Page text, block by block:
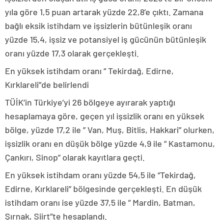
yıla göre 1,5 puan artarak yüzde 22,8’e çıktı. Zamana
bağlı eksik istihdam ve işsizlerin bütünleşik oranı
yüzde 15,4, işsiz ve potansiyel iş gücünün bütünleşik
oranı yüzde 17,3 olarak gerçekleşti.
En yüksek istihdam oranı ” Tekirdağ, Edirne,
Kırklareli”de belirlendi
TÜİK’in Türkiye’yi 26 bölgeye ayırarak yaptığı
hesaplamaya göre, geçen yıl işsizlik oranı en yüksek
bölge, yüzde 17,2 ile ” Van, Muş, Bitlis, Hakkari” olurken,
işsizlik oranı en düşük bölge yüzde 4,9 ile ” Kastamonu,
Çankırı, Sinop” olarak kayıtlara geçti.
En yüksek istihdam oranı yüzde 54,5 ile “Tekirdağ,
Edirne, Kırklareli” bölgesinde gerçekleşti. En düşük
istihdam oranı ise yüzde 37,5 ile ” Mardin, Batman,
Şırnak, Siirt”te hesaplandı.